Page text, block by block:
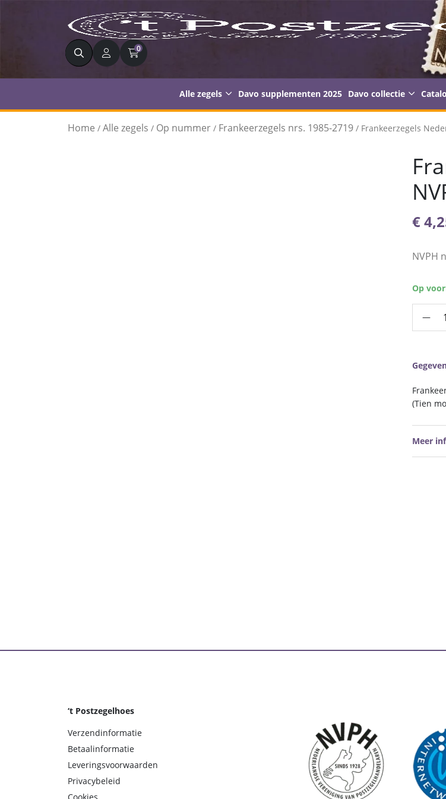
Zoeken 0
Alle zegels Davo supplementen 2025 Davo collectie
Home / Alle zegels / Op nummer / Frankeerzegels nrs. 1985-2719 / Frankeerzegels
€
NVPH
Op
(Tien
Meer
‘t Postzegelhoes
Verzendinformatie
Betaalinformatie
Leveringsvoorwaarden
Privacybeleid